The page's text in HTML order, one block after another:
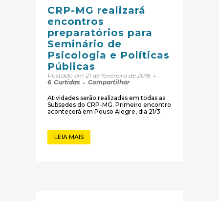
CRP-MG realizará
encontros
preparatórios para
Seminário de
Psicologia e Políticas
Públicas
Postado em 21 de fevereiro de 2018
6 Curtidas Compartilhar
Atividades serão realizadas em todas as
Subsedes do CRP-MG. Primeiro encontro
acontecerá em Pouso Alegre, dia 21/3.
LEIA MAIS